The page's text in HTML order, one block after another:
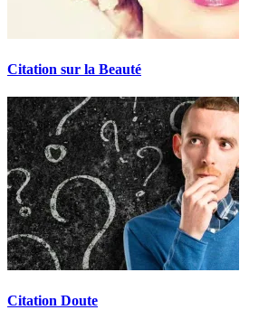
Citation sur la Beauté
Citation Doute